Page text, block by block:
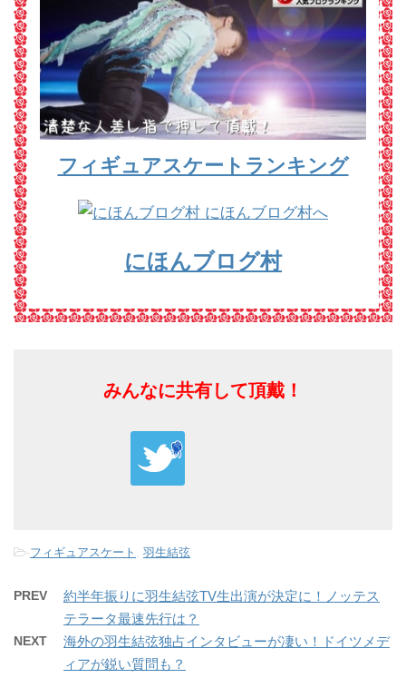
フィギュアスケートランキング
にほんブログ村
みんなに共有して頂戴！
-フィギュアスケート , 羽生結弦
PREV
約半年振りに羽生結弦TV生出演が決定に！ノッテス
テラータ最速先行は？
NEXT
海外の羽生結弦独占インタビューが凄い！ドイツメデ
ィアが鋭い質問も？